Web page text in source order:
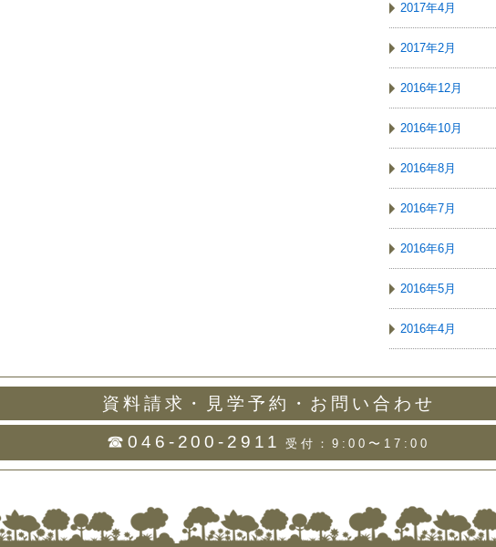
2017年4月
2017年2月
2016年12月
2016年10月
2016年8月
2016年7月
2016年6月
2016年5月
2016年4月
資料請求・見学予約・お問い合わせ
☎046-200-2911
受付：9:00〜17:00